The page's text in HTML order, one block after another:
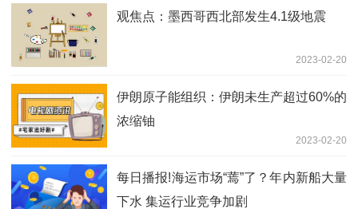
观焦点：墨西哥西北部发生4.1级地震
2023-02-20
伊朗原子能组织：伊朗未生产超过60%的
浓缩铀
2023-02-20
每日播报!海运市场“蔫”了？年内新船大量
下水 集运行业竞争加剧